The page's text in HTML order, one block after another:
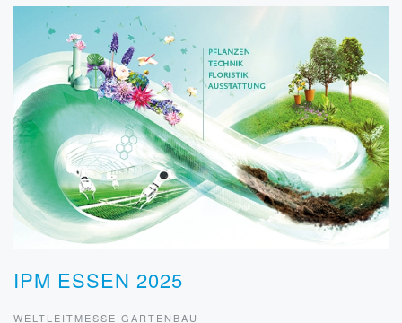
IPM ESSEN 2025
WELTLEITMESSE GARTENBAU